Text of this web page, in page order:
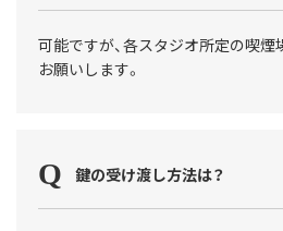
可能ですが、各スタジオ所定の喫
お願いします。
鍵の受け渡し方法は？